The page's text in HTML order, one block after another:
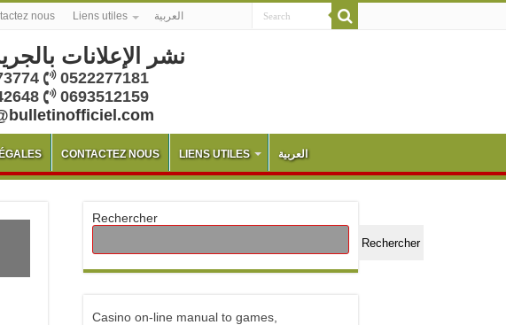
nous Liens utiles العربية
نشر الإعلانات
0522277181
0693512159
CONTACTEZ NOUS LIENS UTILES العربية
Rechercher
Rechercher
Casino on-line manual to games,